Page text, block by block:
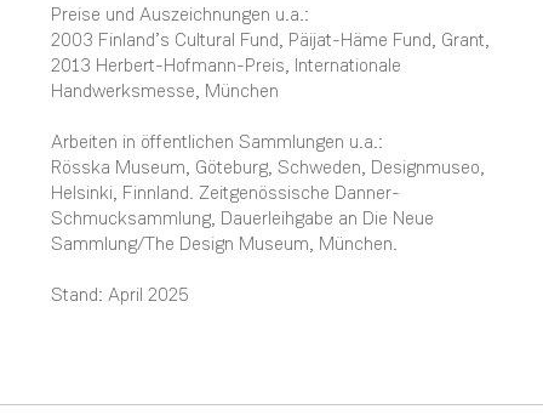
Preise und Auszeichnungen u.a.:
2003 Finland’s Cultural Fund, Päijat-Häme Fund, Grant,
2013 Herbert-Hofmann-Preis, Internationale
Handwerksmesse, München
Arbeiten in öffentlichen Sammlungen u.a.:
Rösska Museum, Göteburg, Schweden, Designmuseo,
Helsinki, Finnland. Zeitgenössische Danner-
Schmucksammlung, Dauerleihgabe an Die Neue
Sammlung/The Design Museum, München.
Stand: April 2025